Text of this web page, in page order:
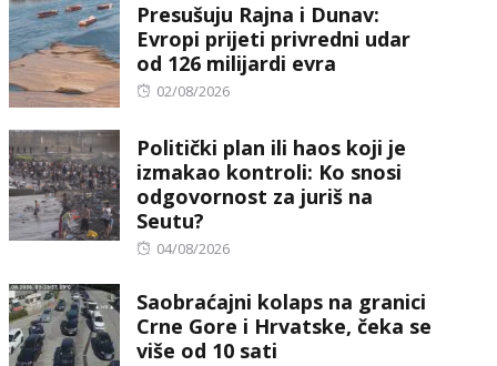
Presušuju Rajna i Dunav:
Evropi prijeti privredni udar
od 126 milijardi evra
Posted
02/08/2026
Politički plan ili haos koji je
izmakao kontroli: Ko snosi
odgovornost za juriš na
Seutu?
Posted
04/08/2026
Saobraćajni kolaps na granici
Crne Gore i Hrvatske, čeka se
više od 10 sati